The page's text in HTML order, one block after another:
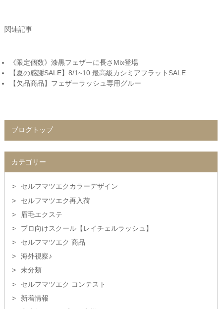
関連記事
《限定個数》漆黒フェザーに長さMix登場
【夏の感謝SALE】8/1~10 最高級カシミアフラットSALE
【欠品商品】フェザーラッシュ専用グルー
ブログトップ
カテゴリー
セルフマツエクカラーデザイン
セルフマツエク再入荷
眉毛エクステ
プロ向けスクール【レイチェルラッシュ】
セルフマツエク 商品
海外視察♪
未分類
セルフマツエク コンテスト
新着情報